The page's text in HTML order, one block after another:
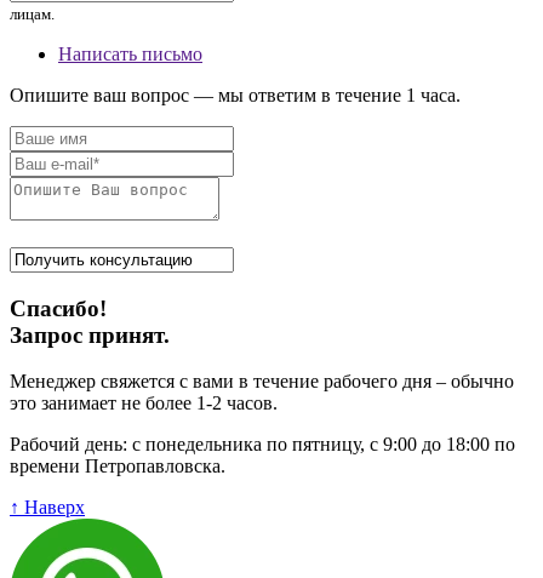
лицам.
Написать письмо
Опишите ваш вопрос — мы ответим в течение 1 часа.
Спасибо!
Запрос принят.
Менеджер свяжется с вами в течение рабочего дня – обычно
это занимает не более 1-2 часов.
Рабочий день: с понедельника по пятницу, с 9:00 до 18:00 по
времени Петропавловска.
↑ Наверх